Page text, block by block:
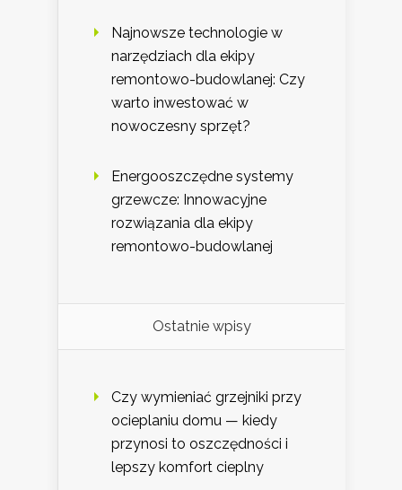
Najnowsze technologie w
narzędziach dla ekipy
remontowo-budowlanej: Czy
warto inwestować w
nowoczesny sprzęt?
Energooszczędne systemy
grzewcze: Innowacyjne
rozwiązania dla ekipy
remontowo-budowlanej
Ostatnie wpisy
Czy wymieniać grzejniki przy
ocieplaniu domu — kiedy
przynosi to oszczędności i
lepszy komfort cieplny